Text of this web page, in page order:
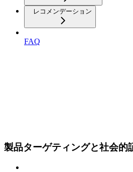
レコメンデーション
FAQ
製品ターゲティングと社会的